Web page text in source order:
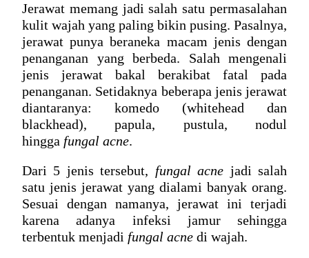
Jerawat memang jadi salah satu permasalahan
kulit wajah yang paling bikin pusing. Pasalnya,
jerawat punya beraneka macam jenis dengan
penanganan yang berbeda. Salah mengenali
jenis jerawat bakal berakibat fatal pada
penanganan. Setidaknya beberapa jenis jerawat
diantaranya: komedo (whitehead dan
blackhead), papula, pustula, nodul
hingga fungal acne.
Dari 5 jenis tersebut, fungal acne jadi salah
satu jenis jerawat yang dialami banyak orang.
Sesuai dengan namanya, jerawat ini terjadi
karena adanya infeksi jamur sehingga
terbentuk menjadi fungal acne di wajah.